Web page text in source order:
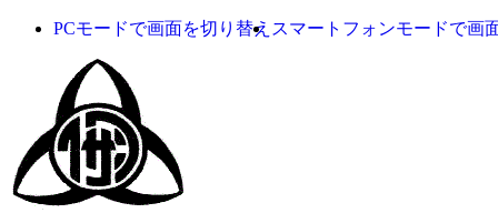
PCモードで画面を切り替え スマートフォンモードで画